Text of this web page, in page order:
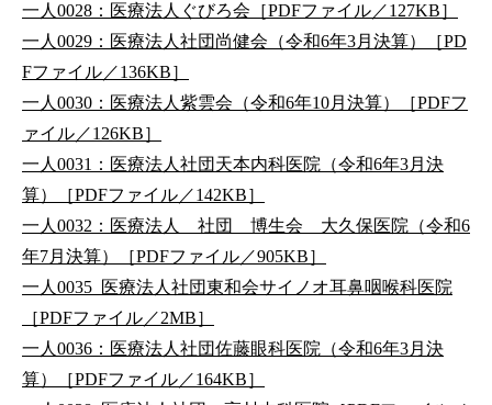
一人0028：医療法人ぐびろ会［PDFファイル／127KB］
一人0029：医療法人社団尚健会（令和6年3月決算）［PD
Fファイル／136KB］
一人0030：医療法人紫雲会（令和6年10月決算）［PDFフ
ァイル／126KB］
一人0031：医療法人社団天本内科医院（令和6年3月決
算）［PDFファイル／142KB］
一人0032：医療法人 社団 博生会 大久保医院（令和6
年7月決算）［PDFファイル／905KB］
一人0035_医療法人社団東和会サイノオ耳鼻咽喉科医院
［PDFファイル／2MB］
一人0036：医療法人社団佐藤眼科医院（令和6年3月決
算）［PDFファイル／164KB］